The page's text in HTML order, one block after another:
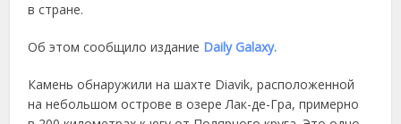
в стране.
Об этом сообщило издание Daily Galaxy.
Камень обнаружили на шахте Diavik, расположенной
на небольшом острове в озере Лак-де-Гра, примерно